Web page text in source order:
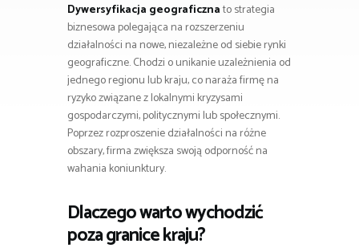
Dywersyfikacja geograficznato strategia
biznesowa polegająca na rozszerzeniu
działalności na nowe, niezależne od siebie rynki
geograficzne. Chodzi o unikanie uzależnienia od
jednego regionu lub kraju, co naraża firmę na
ryzyko związane z lokalnymi kryzysami
gospodarczymi, politycznymi lub społecznymi.
Poprzez rozproszenie działalności na różne
obszary, firma zwiększa swoją odporność na
wahania koniunktury.
Dlaczego warto wychodzić
poza granice kraju?